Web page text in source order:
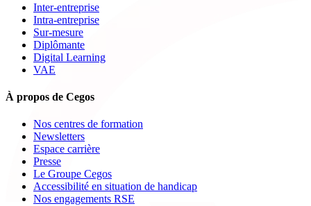
Inter-entreprise
Intra-entreprise
Sur-mesure
Diplômante
Digital Learning
VAE
À propos de Cegos
Nos centres de formation
Newsletters
Espace carrière
Presse
Le Groupe Cegos
Accessibilité en situation de handicap
Nos engagements RSE